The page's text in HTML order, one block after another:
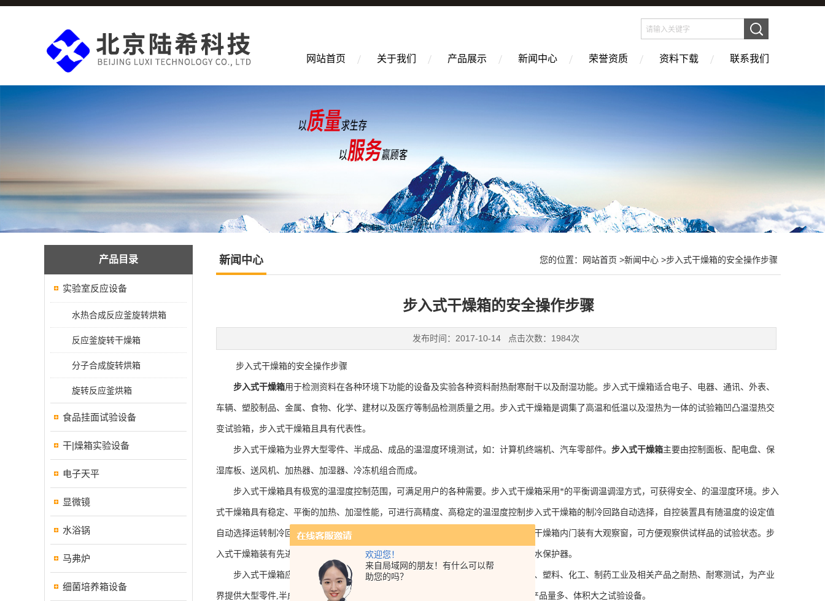
欢迎您！
来自局域网的朋友！有什么可以帮
助您的吗？
网站首页 关于我们 产品展示 新闻中心 荣誉资质 资料下载 联系我们
产品目录
实验室反应设备
水热合成反应釜旋转烘箱
反应釜旋转干燥箱
分子合成旋转烘箱
旋转反应釜烘箱
食品挂面试验设备
干|燥箱实验设备
电子天平
显微镜
水浴锅
马弗炉
细菌培养箱设备
新闻中心 您的位置： 网站首页 >新闻中心 >步入式干燥箱的安全操作步骤
步入式干燥箱的安全操作步骤
发布时间：2017-10-14 点击次数：1984次
步入式干燥箱的安全操作步骤
步入式干燥箱用于检测资料在各种环境下功能的设备及实验各种资料耐热耐寒耐干以及耐湿功能。步入式干燥箱适合电子、电器、通讯、外表、
车辆、塑胶制品、金属、食物、化学、建材以及医疗等制品检测质量之用。步入式干燥箱是调集了高温和低温以及湿热为一体的试验箱凹凸温湿热交
变试验箱，步入式干燥箱且具有代表性。
步入式干燥箱为业界大型零件、半成品、成品的温湿度环境测试，如：计算机终端机、汽车零部件。 步入式干燥箱主要由控制面板、配电盘、保
湿库板、送风机、加热器、加湿器、冷冻机组合而成。
步入式干燥箱具有极宽的温湿度控制范围，可满足用户的各种需要。步入式干燥箱采用*的平衡调温调湿方式，可获得安全、的温湿度环境。步入
式干燥箱具有稳定、平衡的加热、加湿性能，可进行高精度、高稳定的温湿度控制步入式干燥箱的制冷回路自动选择，自控装置具有随温度的设定值
自动选择运转制冷回路的性能，实现高温状态下直接启动制冷机，直接降温。步入式干燥箱内门装有大观察窗，可方便观察供试样品的试验状态。步
入式干燥箱装有先进的安全、保护装置－漏电断路器、超温保护器，缺相保护器，断水保护器。
步入式干燥箱应用于国防工业、航天工业、自动化零组件汽车部件、电子电器件、塑料、化工、制药工业及相关产品之耐热、耐寒测试，为产业
界提供大型零件,半成品,成品之大型温湿度测试环境空间，步入式干燥箱适合于测试产品量多、体积大之试验设备。